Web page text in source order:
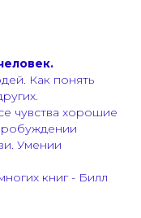
Как понять
чувства хорошие
Умении
книг - Билл